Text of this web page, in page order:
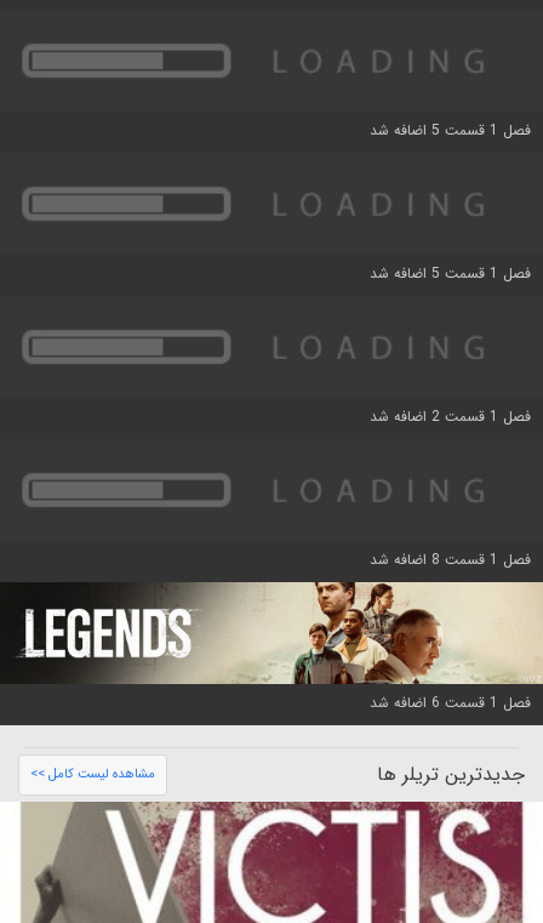
فصل 1 قسمت 5 اضافه شد
فصل 1 قسمت 5 اضافه شد
فصل 1 قسمت 2 اضافه شد
فصل 1 قسمت 8 اضافه شد
فصل 1 قسمت 6 اضافه شد
جدیدترین تریلر ها مشاهده لیست کامل >>